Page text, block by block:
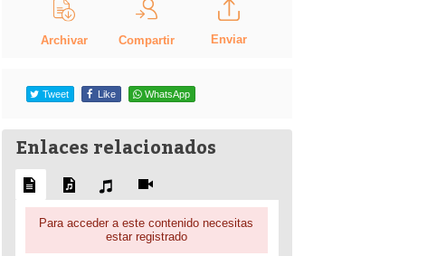
Archivar Compartir Enviar
Tweet Like WhatsApp
Enlaces relacionados
Para acceder a este contenido necesitas
estar registrado